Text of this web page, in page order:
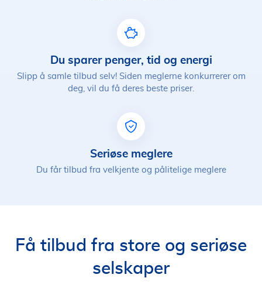
Du sparer penger, tid og energi
Slipp å samle tilbud selv! Siden meglerne konkurrerer om
deg, vil du få deres beste priser.
Seriøse meglere
Du får tilbud fra velkjente og pålitelige meglere
Få tilbud fra store og seriøse
selskaper